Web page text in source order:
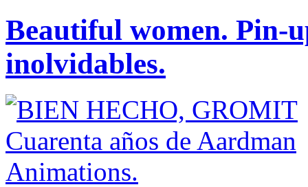
Beautiful women. Pin-
inolvidables.